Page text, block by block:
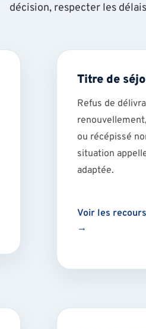
décision, respecter les
Titre de
Refus de
ou récépissé
situation
adaptée.
Voir les
→